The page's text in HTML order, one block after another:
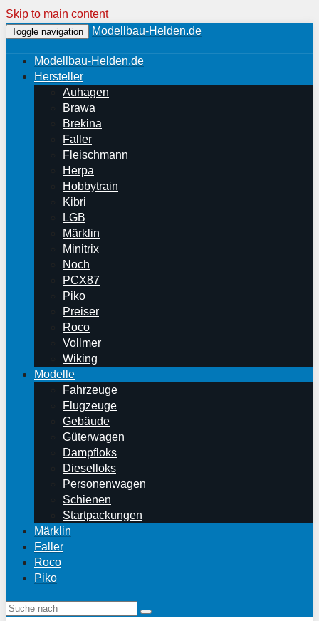
Skip to main content
Toggle navigation Modellbau-Helden.de
Modellbau-Helden.de
Hersteller
Auhagen
Brawa
Brekina
Faller
Fleischmann
Herpa
Hobbytrain
Kibri
LGB
Märklin
Minitrix
Noch
PCX87
Piko
Preiser
Roco
Vollmer
Wiking
Modelle
Fahrzeuge
Flugzeuge
Gebäude
Güterwagen
Dampfloks
Dieselloks
Personenwagen
Schienen
Startpackungen
Märklin
Faller
Roco
Piko